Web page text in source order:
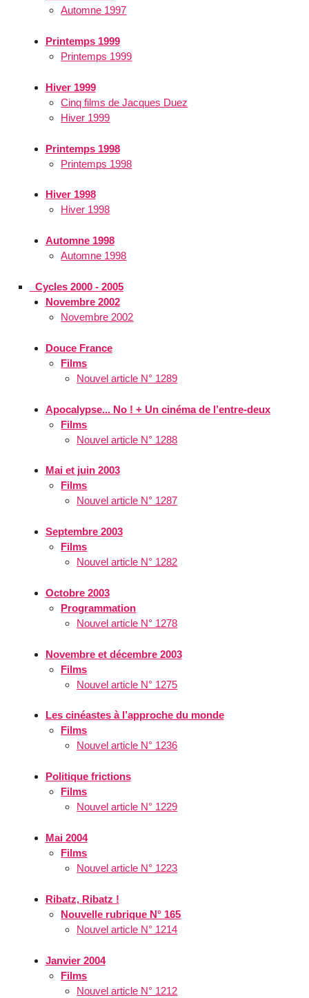
Automne 1997
Printemps 1999
Printemps 1999
Hiver 1999
Cinq films de Jacques Duez
Hiver 1999
Printemps 1998
Printemps 1998
Hiver 1998
Hiver 1998
Automne 1998
Automne 1998
_Cycles 2000 - 2005
Novembre 2002
Novembre 2002
Douce France
Films
Nouvel article N° 1289
Apocalypse... No ! + Un cinéma de l’entre-deux
Films
Nouvel article N° 1288
Mai et juin 2003
Films
Nouvel article N° 1287
Septembre 2003
Films
Nouvel article N° 1282
Octobre 2003
Programmation
Nouvel article N° 1278
Novembre et décembre 2003
Films
Nouvel article N° 1275
Les cinéastes à l’approche du monde
Films
Nouvel article N° 1236
Politique frictions
Films
Nouvel article N° 1229
Mai 2004
Films
Nouvel article N° 1223
Ribatz, Ribatz !
Nouvelle rubrique N° 165
Nouvel article N° 1214
Janvier 2004
Films
Nouvel article N° 1212